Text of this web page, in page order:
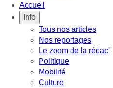
Accueil
Info
Tous nos articles
Nos reportages
Le zoom de la rédac'
Politique
Mobilité
Culture